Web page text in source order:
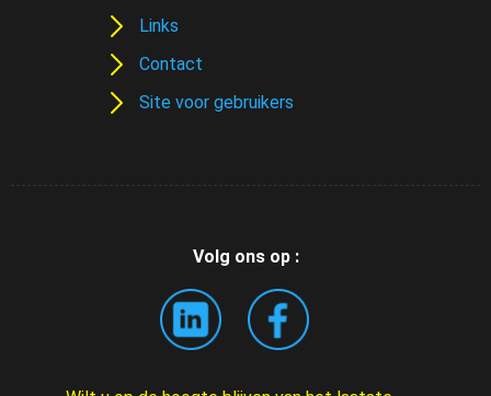
Links
Contact
Site voor gebruikers
Volg ons op :